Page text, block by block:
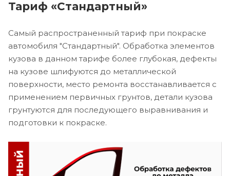
Тариф «Стандартный»
Самый распространенный тариф при покраске
автомобиля "Стандартный". Обработка элементов
кузова в данном тарифе более глубокая, дефекты
на кузове шлифуются до металлической
поверхности, место ремонта восстанавливается с
применением первичных грунтов, детали кузова
грунтуются для последующего выравнивания и
подготовки к покраске.